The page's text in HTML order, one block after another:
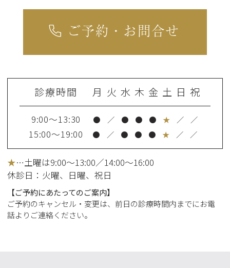
ご予約・お問合せ
診療時間 月 火 水 木 金 土 日 祝
9:00～13:30 ● ／ ● ● ● ★ ／ ／
15:00～19:00 ● ／ ● ● ● ★ ／ ／
★…土曜は9:00～13:00／14:00～16:00
休診日：火曜、日曜、祝日
【ご予約にあたってのご案内】
ご予約のキャンセル・変更は、前日の診療時間内までにお電
話よりご連絡ください。